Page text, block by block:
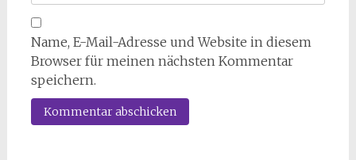
Name, E-Mail-Adresse und Website in diesem
Browser für meinen nächsten Kommentar
speichern.